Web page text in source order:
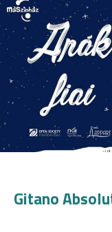
Gitano